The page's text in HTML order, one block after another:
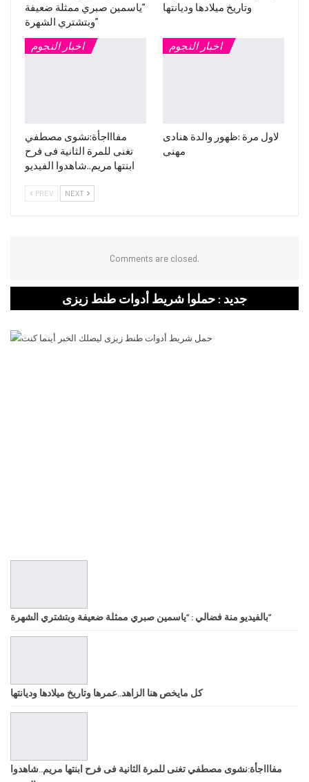
“ياسمين صبري ممثلة ضعيفة
وبتشتري الشهرة”
وتاريخ ميلادها وديانتها
اخبار النجوم
مفاااجأة:نشوى مصطفي
تغنى للمرة الثانية فى فرح
ابنتها مريم..شاهدوا الفيديو
اخبار النجوم
لاول مرة :ظهور والدة هنادى
مهنى
PREV NEXT
Comments are closed.
جديد : حملوا شريط أدوات طنط زيزى
بالفيديو منة فضالي : “ياسمين صبري ممثلة ضعيفة وبتشتري الشهرة”
كل مايخص هنا الزاهد..عمرها وتاريخ ميلادها وديانتها
مفاااجأة:نشوى مصطفي تغنى للمرة الثانية فى فرح ابنتها مريم..شاهدوا